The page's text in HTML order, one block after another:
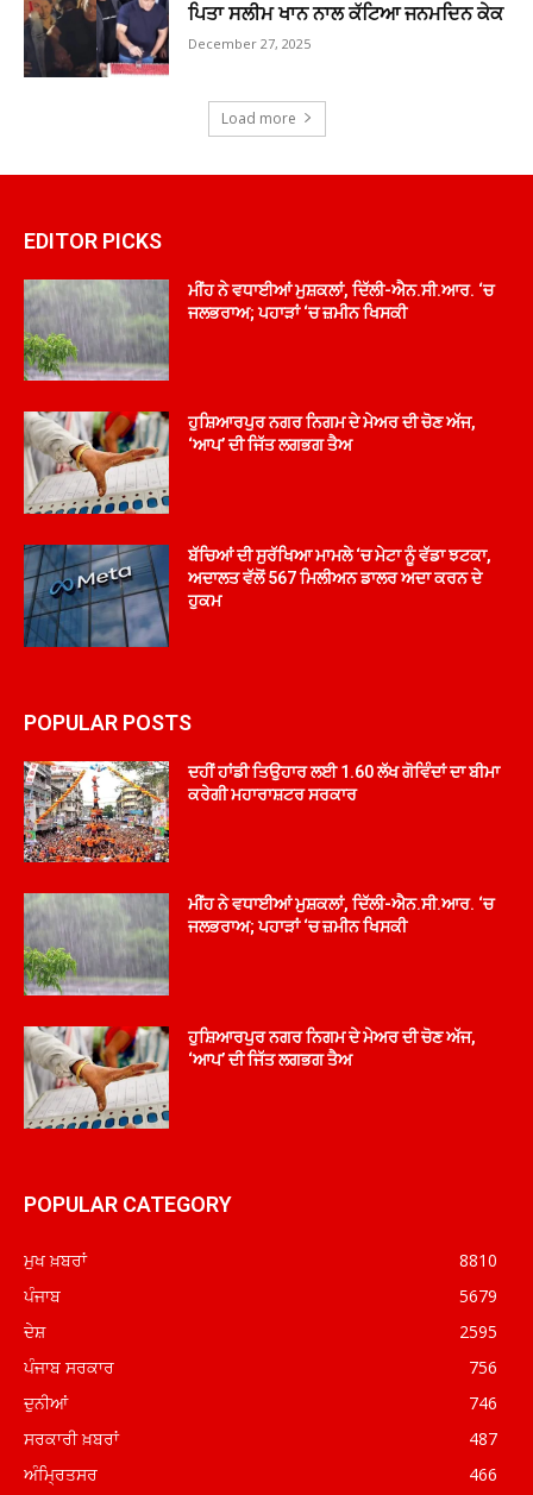
ਪਿਤਾ ਸਲੀਮ ਖਾਨ ਨਾਲ ਕੱਟਿਆ ਜਨਮਦਿਨ ਕੇਕ
December 27, 2025
Load more
EDITOR PICKS
ਮੀਂਹ ਨੇ ਵਧਾਈਆਂ ਮੁਸ਼ਕਲਾਂ, ਦਿੱਲੀ-ਐਨ.ਸੀ.ਆਰ. ‘ਚ
ਜਲਭਰਾਅ; ਪਹਾੜਾਂ ‘ਚ ਜ਼ਮੀਨ ਖਿਸਕੀ
ਹੁਸ਼ਿਆਰਪੁਰ ਨਗਰ ਨਿਗਮ ਦੇ ਮੇਅਰ ਦੀ ਚੋਣ ਅੱਜ,
‘ਆਪ’ ਦੀ ਜਿੱਤ ਲਗਭਗ ਤੈਅ
ਬੱਚਿਆਂ ਦੀ ਸੁਰੱਖਿਆ ਮਾਮਲੇ ‘ਚ ਮੇਟਾ ਨੂੰ ਵੱਡਾ ਝਟਕਾ,
ਅਦਾਲਤ ਵੱਲੋਂ 567 ਮਿਲੀਅਨ ਡਾਲਰ ਅਦਾ ਕਰਨ ਦੇ
ਹੁਕਮ
POPULAR POSTS
ਦਹੀਂ ਹਾਂਡੀ ਤਿਉਹਾਰ ਲਈ 1.60 ਲੱਖ ਗੋਵਿੰਦਾਂ ਦਾ ਬੀਮਾ
ਕਰੇਗੀ ਮਹਾਰਾਸ਼ਟਰ ਸਰਕਾਰ
ਮੀਂਹ ਨੇ ਵਧਾਈਆਂ ਮੁਸ਼ਕਲਾਂ, ਦਿੱਲੀ-ਐਨ.ਸੀ.ਆਰ. ‘ਚ
ਜਲਭਰਾਅ; ਪਹਾੜਾਂ ‘ਚ ਜ਼ਮੀਨ ਖਿਸਕੀ
ਹੁਸ਼ਿਆਰਪੁਰ ਨਗਰ ਨਿਗਮ ਦੇ ਮੇਅਰ ਦੀ ਚੋਣ ਅੱਜ,
‘ਆਪ’ ਦੀ ਜਿੱਤ ਲਗਭਗ ਤੈਅ
POPULAR CATEGORY
ਮੁਖ ਖ਼ਬਰਾਂ
8810
ਪੰਜਾਬ
5679
ਦੇਸ਼
2595
ਪੰਜਾਬ ਸਰਕਾਰ
756
ਦੁਨੀਆਂ
746
ਸਰਕਾਰੀ ਖ਼ਬਰਾਂ
487
ਅੰਮ੍ਰਿਤਸਰ
466